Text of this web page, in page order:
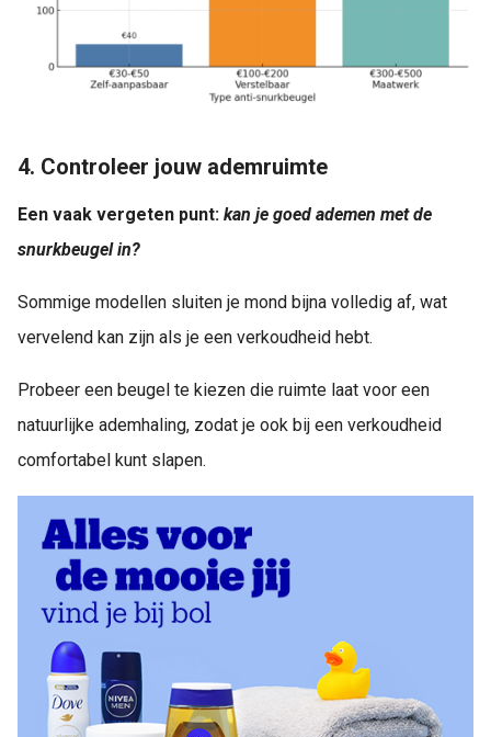
4. Controleer jouw ademruimte
Een vaak vergeten punt: kan je goed ademen met de
snurkbeugel in?
Sommige modellen sluiten je mond bijna volledig af, wat
vervelend kan zijn als je een verkoudheid hebt.
Probeer een beugel te kiezen die ruimte laat voor een
natuurlijke ademhaling, zodat je ook bij een verkoudheid
comfortabel kunt slapen.